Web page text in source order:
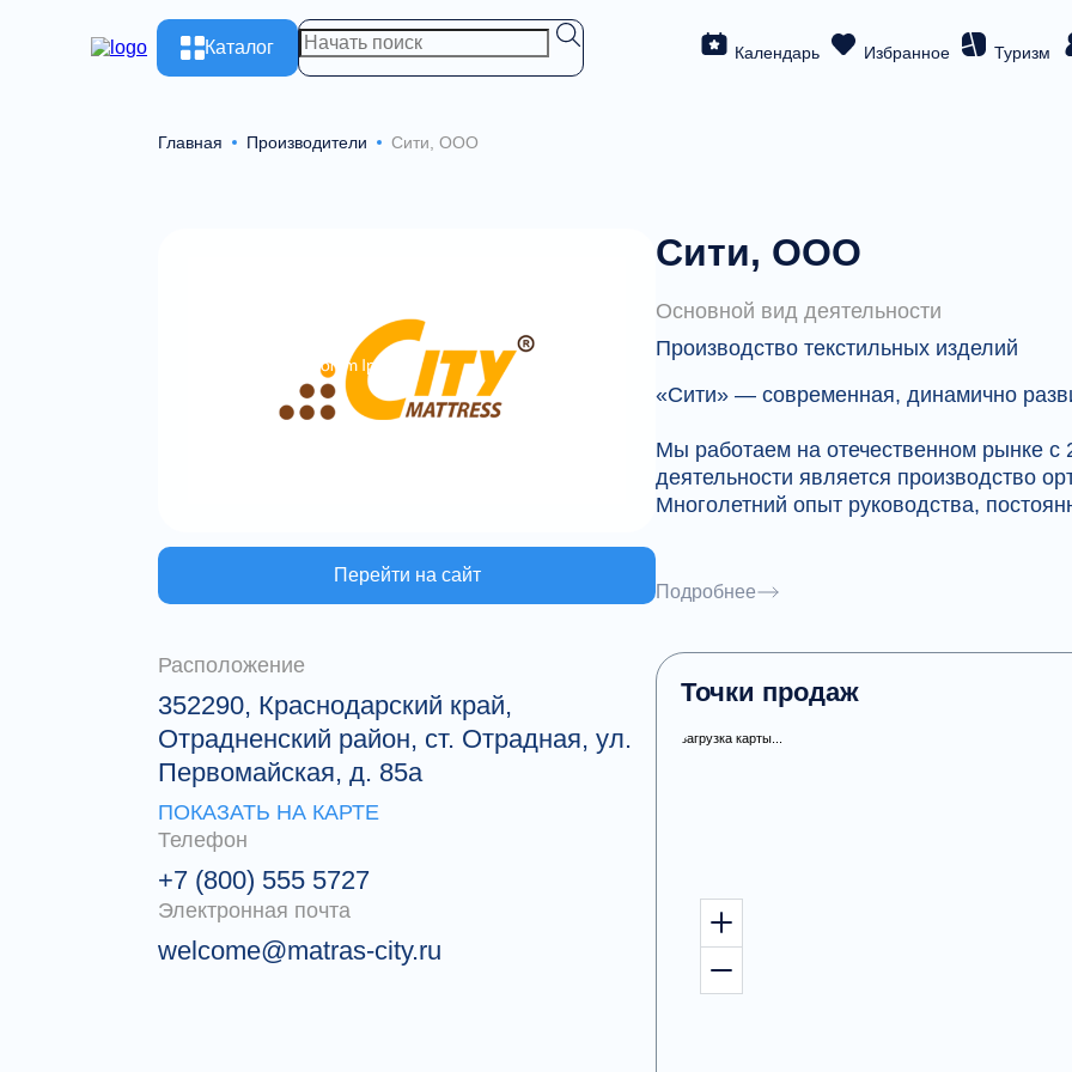
Каталог Календарь Избранное Туризм
Главная Производители Сити, ООО
Перейти на сайт
Расположение
352290, Краснодарский край,
Отрадненский район, ст. Отрадная, ул.
Первомайская, д. 85а
ПОКАЗАТЬ НА КАРТЕ
Телефон
+7 (800) 555 5727
Электронная почта
welcome@matras-city.ru
Сити, ООО
Основной вид деятельности
Производство текстильных изделий
«Сити» — современная, динамично
Мы работаем на отечественном рынке
деятельности является производство
Многолетний опыт руководства,
индивидуальным заказам из-за
пружинных блоках, так и их
Помимо матрасов мы производим все
и к изделиям в целом.
Подробнее
Точки продаж
загрузка карты...